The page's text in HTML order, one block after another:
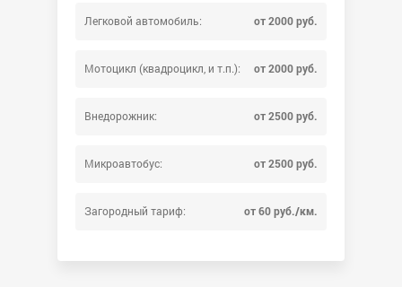
Легковой автомобиль: от 2000 руб.
Мотоцикл (квадроцикл, и т.п.): от 2000 руб.
Внедорожник: от 2500 руб.
Микроавтобус: от 2500 руб.
Загородный тариф: от 60 руб./км.